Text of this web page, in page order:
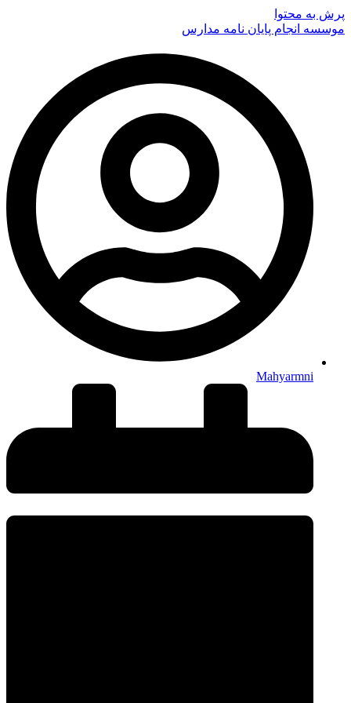
پرش به محتوا
موسسه انجام پایان نامه مدارس
Mahyarmni